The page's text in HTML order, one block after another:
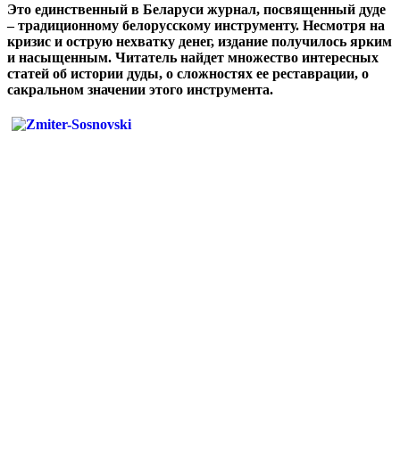
Это единственный в Беларуси журнал, посвященный дуде
– традиционному белорусскому инструменту. Несмотря на
кризис и острую нехватку денег, издание получилось ярким
и насыщенным. Читатель найдет множество интересных
статей об истории дуды, о сложностях ее реставрации, о
сакральном значении этого инструмента.